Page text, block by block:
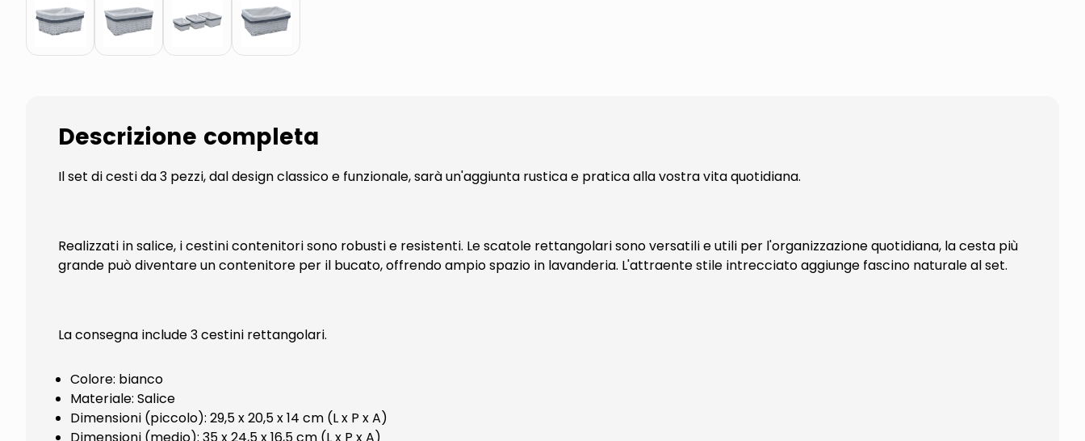
Descrizione completa
Il set di cesti da 3 pezzi, dal design classico e funzionale, sarà un'aggiunta rustica e pratica alla vostra vita quotidiana.
Realizzati in salice, i cestini contenitori sono robusti e resistenti. Le scatole rettangolari sono versatili e utili per l'organizzazione quotidiana, la cesta più
grande può diventare un contenitore per il bucato, offrendo ampio spazio in lavanderia. L'attraente stile intrecciato aggiunge fascino naturale al set.
La consegna include 3 cestini rettangolari.
Colore: bianco
Materiale: Salice
Dimensioni (piccolo): 29,5 x 20,5 x 14 cm (L x P x A)